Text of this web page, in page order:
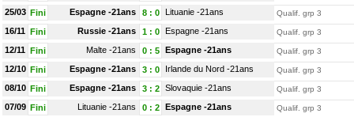
25/03 Fini Espagne -21ans 8: 0 Lituanie -21ans Qualif. grp 3
16/11 Fini Russie -21ans 1: 0 Espagne -21ans Qualif. grp 3
12/11 Fini Malte -21ans 0: 5 Espagne -21ans Qualif. grp 3
12/10 Fini Espagne -21ans 3: 0 Irlande du Nord -21ans Qualif. grp 3
08/10 Fini Espagne -21ans 3: 2 Slovaquie -21ans Qualif. grp 3
07/09 Fini Lituanie -21ans 0: 2 Espagne -21ans Qualif. grp 3